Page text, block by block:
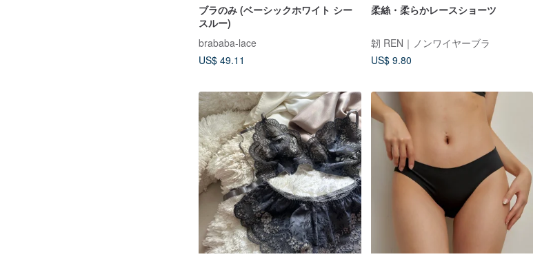
ブラのみ (ベーシックホワイト シー
スルー)
brababa-lace
US$ 49.11
柔絲・柔らかレースショーツ
韌 REN｜ノンワイヤーブラ
US$ 9.80